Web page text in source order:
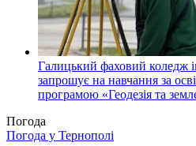
Галицький фаховий коледж
запрошує на навчання за
програмою «Геодезія та
Погода
Погода у Тернополі